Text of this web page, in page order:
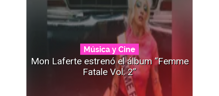
Música y Cine
Mon Laferte estrenó el álbum “Femme
Fatale Vol. 2”